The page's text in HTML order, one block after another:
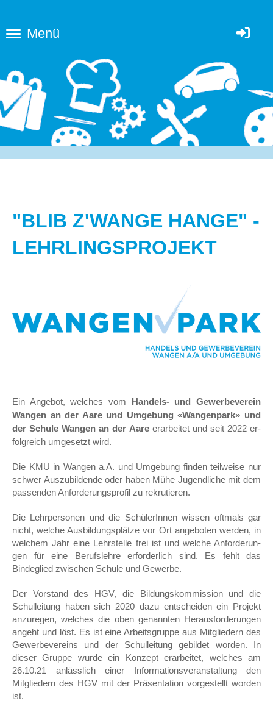
Menü
"BLIB Z'WANGE HANGE" -
LEHRLINGSPROJEKT
Ein Angebot, welches vom Handels- und Gewerbeverein
Wangen an der Aare und Umgebung «Wangenpark» und
der Schule Wangen an der Aareerarbeitet und seit 2022 er­
folgreich umgesetzt wird.
Die KMU in Wangen a.A. und Umgebung finden teilweise nur
schwer Auszubildende oder ha­ben Mühe Jugendliche mit dem
passenden Anforderungsprofil zu rekrutieren.
Die Lehrpersonen und die SchülerInnen wissen oftmals gar
nicht, welche Ausbildungsplätze vor Ort angeboten werden, in
welchem Jahr eine Lehrstelle frei ist und welche Anforderun­
gen für eine Berufslehre erforderlich sind. Es fehlt das
Bindeglied zwischen Schule und Gewerbe.
Der Vorstand des HGV, die Bildungskommission und die
Schulleitung haben sich 2020 dazu entscheiden ein Projekt
anzuregen, welches die oben genannten Herausforderungen
angeht und löst. Es ist eine Arbeitsgruppe aus Mitgliedern des
Gewerbevereins und der Schulleitung gebildet worden. In
dieser Gruppe wurde ein Konzept erarbeitet, welches am
26.10.21 anlässlich einer Infor­mationsveranstaltung den
Mitgliedern des HGV mit der Präsentation vorge­stellt worden
ist.